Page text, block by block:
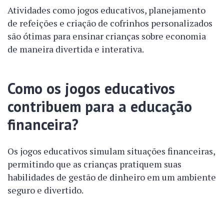
Atividades como jogos educativos, planejamento
de refeições e criação de cofrinhos personalizados
são ótimas para ensinar crianças sobre economia
de maneira divertida e interativa.
Como os jogos educativos
contribuem para a educação
financeira?
Os jogos educativos simulam situações financeiras,
permitindo que as crianças pratiquem suas
habilidades de gestão de dinheiro em um ambiente
seguro e divertido.